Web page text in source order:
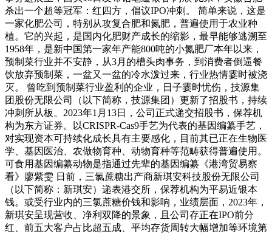
杀出一个超等冠军：红四方，倡议IPO冲刺。 简单来说，这是
一家化肥公司，特别从攻复合肥和氮肥，普遍使用于农业种
植。它的兴起，是国内化肥财产成长的缩影，最早能够逃溯至
1958年，是新中国第一家年产能800吨的小氮肥厂本年以来，
预制菜行业并不安静，从3月的槽头肉事务，到消费者倒逼餐
饮放弃预制菜，一盆又一盆的冷水泼过来，行业热情霎时被浇
灭。 曾吃到预制菜行业盈利的企业，日子霎时忧伤，技源集
团股份无限公司（以下简称，技源集团）更新了招股书，持续
冲刺所从板。2023年1月13日，公司正式递交招股书，保荐机
构为东方证券。以CRISPR-Cas9手艺为代表的基因编纂手艺，
对实现资本可持续化成长具有主要感化，目前其已正在生物医
学、基因医治、农做物育种、动物育种等范畴获得普遍使用。
可食用基因编纂动物是指通过先辈的基因编纂《港湾贸易察
看》廖紫雯 日前，三氯蔗糖出产商新琪安科技股份无限公司
（以下简称：新琪安）递表港交所，保荐机构为平易近银本
钱。或受行业内的三氯蔗糖价钱和影响，业绩层面，2023年，
新琪安呈现营收、净利双降的景象，且公司存正在IPO前分
红、前五大客户占比超五成、平均存货周转大幅增加等环境第